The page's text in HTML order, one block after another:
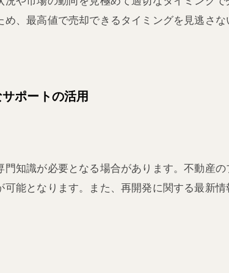
、最高値で売却できるタイミングを見逃さな
ポートの活用
知識が必要となる場合があります。不動産
能となります。また、再開発に関する最新